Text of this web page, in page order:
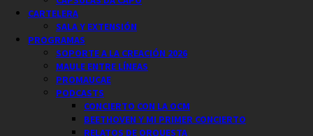
CARTELERA
SALA Y EXTENSIÓN
PROGRAMAS
SOPORTE A LA CREACIÓN 2026
MAULE ENTRE LÍNEAS
PROMAUCAE
PODCASTS
CONCIERTO CON LA OCM
BEETHOVEN Y MI PRIMER CONCIERTO
RELATOS DE ORQUESTA